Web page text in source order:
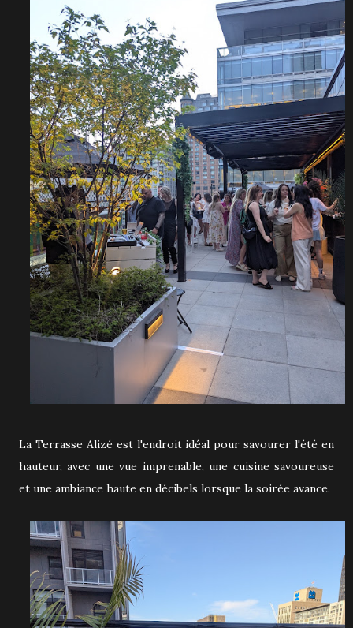
La Terrasse Alizé est l'endroit idéal pour savourer l'été en
hauteur, avec une vue imprenable, une cuisine savoureuse
et une ambiance haute en décibels lorsque la soirée avance.